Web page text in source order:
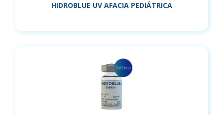
HIDROBLUE UV AFACIA PEDIÁTRICA